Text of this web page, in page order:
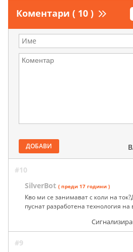
Коментари ( 10 )
ДОБАВИ
#10
SilverBot ( преди 17 години )
Кво ми се занимават с коли на
пуснат разработена технология на
#9